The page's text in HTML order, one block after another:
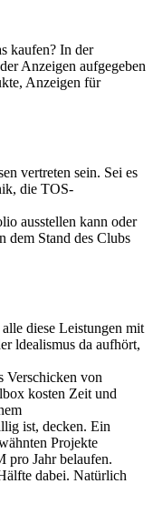
kaufen? In der
Anzeigen aufgegeben
Anzeigen für
vertreten sein. Sei es
die TOS-
ausstellen kann oder
dem Stand des Clubs
diese Leistungen mit
ldealismus da aufhört,
Verschicken von
kosten Zeit und
ist, decken. Ein
Projekte
pro Jahr belaufen.
dabei. Natürlich